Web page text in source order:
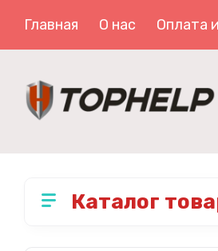
Главная О нас Оплата
Каталог